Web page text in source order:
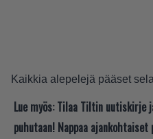
Kaikkia alepelejä pääset
Lue myös: Tilaa Tiltin uutiskirje
puhutaan! Nappaa